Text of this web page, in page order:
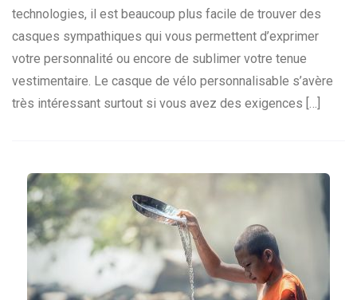
technologies, il est beaucoup plus facile de trouver des
casques sympathiques qui vous permettent d’exprimer
votre personnalité ou encore de sublimer votre tenue
vestimentaire. Le casque de vélo personnalisable s’avère
très intéressant surtout si vous avez des exigences […]